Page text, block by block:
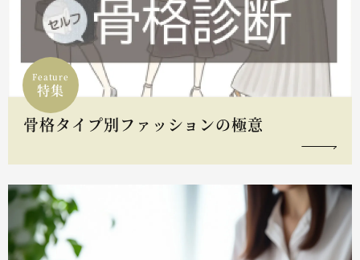
Feature
特集
骨格タイプ別ファッションの極意